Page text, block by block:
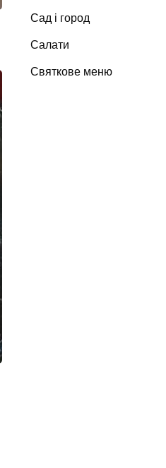
Сад і город
Салати
Святкове меню